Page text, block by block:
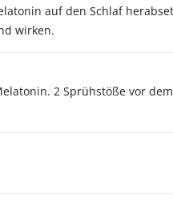
auf den Schlaf
wirken.
2 Sprühstöße vor